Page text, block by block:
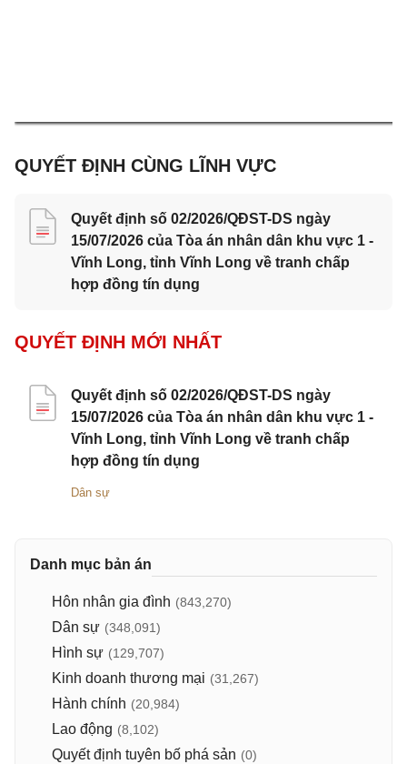
QUYẾT ĐỊNH CÙNG LĨNH VỰC
Quyết định số 02/2026/QĐST-DS ngày
15/07/2026 của Tòa án nhân dân khu vực 1 -
Vĩnh Long, tỉnh Vĩnh Long về tranh chấp
hợp đồng tín dụng
QUYẾT ĐỊNH MỚI NHẤT
Quyết định số 02/2026/QĐST-DS ngày
15/07/2026 của Tòa án nhân dân khu vực 1 -
Vĩnh Long, tỉnh Vĩnh Long về tranh chấp
hợp đồng tín dụng
Dân sự
Danh mục bản án
Hôn nhân gia đình (843,270)
Dân sự (348,091)
Hình sự (129,707)
Kinh doanh thương mại (31,267)
Hành chính (20,984)
Lao động (8,102)
Quyết định tuyên bố phá sản (0)